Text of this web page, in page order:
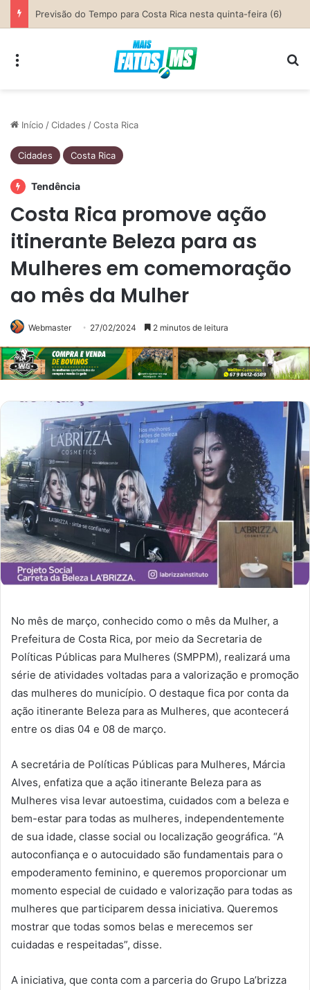
Parceria entre Costa Rica e Alcinópolis entrega ponte de concreto e fortalece infraestrutura na região das lavouras do Engano
Início /Cidades /Costa Rica
Cidades Costa Rica
Tendência
Costa Rica promove ação
itinerante Beleza para as
Mulheres em comemoração
ao mês da Mulher
Webmaster 27/02/2024 2 minutos de leitura
No mês de março, conhecido como o mês da Mulher, a
Prefeitura de Costa Rica, por meio da Secretaria de
Políticas Públicas para Mulheres (SMPPM), realizará uma
série de atividades voltadas para a valorização e promoção
das mulheres do município. O destaque fica por conta da
ação itinerante Beleza para as Mulheres, que acontecerá
entre os dias 04 e 08 de março.
A secretária de Políticas Públicas para Mulheres, Márcia
Alves, enfatiza que a ação itinerante Beleza para as
Mulheres visa levar autoestima, cuidados com a beleza e
bem-estar para todas as mulheres, independentemente
de sua idade, classe social ou localização geográfica. “A
autoconfiança e o autocuidado são fundamentais para o
empoderamento feminino, e queremos proporcionar um
momento especial de cuidado e valorização para todas as
mulheres que participarem dessa iniciativa. Queremos
mostrar que todas somos belas e merecemos ser
cuidadas e respeitadas”, disse.
A iniciativa, que conta com a parceria do Grupo La’brizza